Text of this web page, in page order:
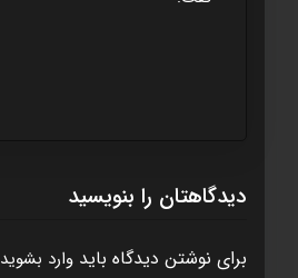
دیدگاهتان را بنویسید
برای نوشتن دیدگاه بایدوارد بشوید